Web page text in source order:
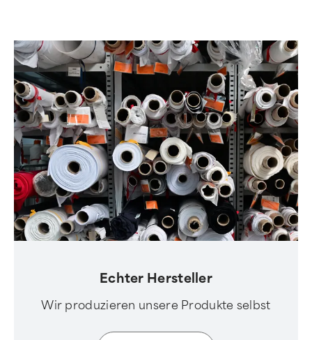
Echter Hersteller
Wir produzieren unsere Produkte selbst